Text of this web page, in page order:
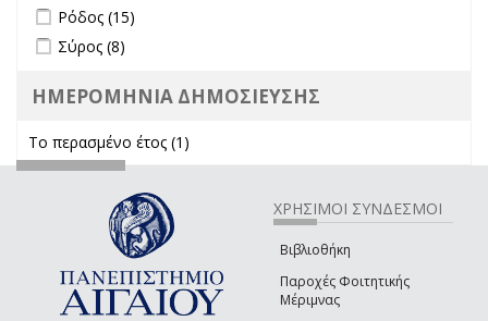
Apply Ρόδος filter
Ρόδος (15)
Apply Σύρος filter
Σύρος (8)
ΗΜΕΡΟΜΗΝΙΑ ΔΗΜΟΣΙΕΥΣΗΣ
Το περασμένο έτος (1)
ΧΡΗΣΙΜΟΙ ΣΥΝΔΕΣΜΟΙ
Βιβλιοθήκη
Παροχές Φοιτητικής
Μέριμνας